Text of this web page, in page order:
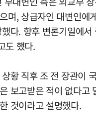
며, 상급자인 대변인에
다. 향후 변론기일에서
도 했다.
황 직후 조 전 장관이
보고받은 적이 없다고
것이라고 설명했다.